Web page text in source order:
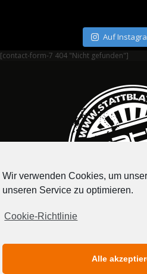
Auf
[contact-form-7 404 "Nicht gefunden"]
Wir verwenden Cookies, um
unseren Service zu optimieren.
Cookie-Richtlinie
Alle